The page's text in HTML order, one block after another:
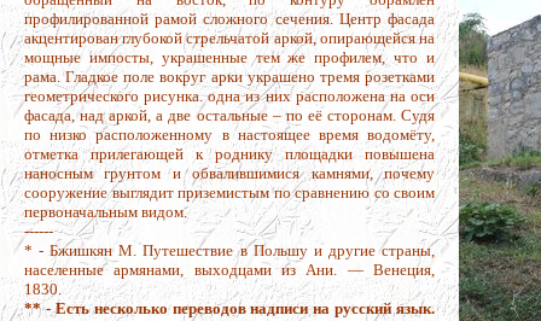
профилированной рамой сложного сечения. Центр фасада
акцентирован глубокой стрельчатой аркой, опирающейся на
мощные импосты, украшенные тем же профилем, что и
рама. Гладкое поле вокруг арки украшено тремя розетками
геометрического рисунка. одна из них расположена на оси
фасада, над аркой, а две остальные – по её сторонам. Судя
по низко расположенному в настоящее время водомёту,
отметка прилегающей к роднику площадки повышена
наносным грунтом и обвалившимися камнями, почему
сооружение выглядит приземистым по сравнению со своим
первоначальным видом.
------
* - Бжишкян М. Путешествие в Польшу и другие страны,
населенные армянами, выходцами из Ани. — Венеция,
1830.
** - Есть несколько переводов надписи на русский язык.